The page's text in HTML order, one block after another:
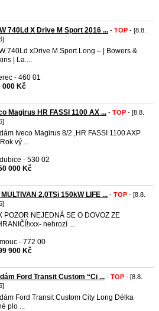
740Ld X Drive M Sport 2016 ... - TOP - [8.8.
740Ld xDrive M Sport Long – | Bowers &
| La ...
- 460 01
000 Kč
Magirus HR FASSI 1100 AX ... - TOP - [8.8.
Iveco Magirus 8/2 ,HR FASSI 1100 AXP
vý ...
- 530 02
000 Kč
MULTIVAN 2,0TSi 150kW LIFE ... - TOP - [8.8.
POZOR NEJEDNÁ SE O DOVOZ ZE
nehrozí ...
- 772 00
900 Kč
Ford Transit Custom “Ci ... - TOP - [8.8.
Ford Transit Custom City Long Délka
plo ...